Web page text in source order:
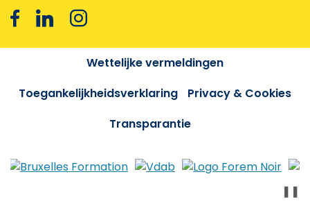
Wettelijke vermeldingen
Toegankelijkheidsverklaring
Privacy & Cookies
Transparantie
❚❚